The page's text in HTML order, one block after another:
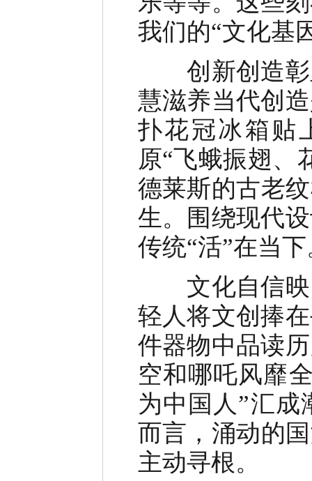
我们的“文化基
创新创造彰
慧滋养当代创
扑花冠冰箱贴
原“飞蛾振翅、
德莱斯的古老
生。围绕现代
传统“活”在当
文化自信映
轻人将文创捧
件器物中品读
空和哪吒风靡
为中国人”汇
而言，涌动的
主动寻根。